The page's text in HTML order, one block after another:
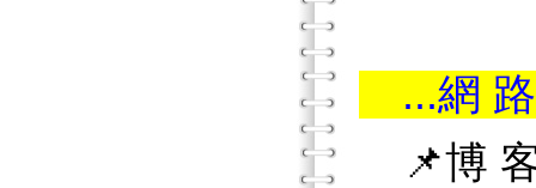
...網
📌博